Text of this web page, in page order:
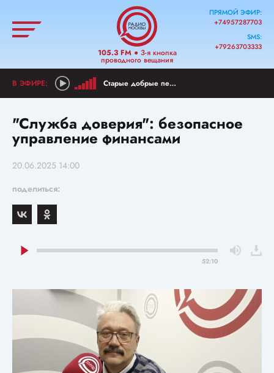
105.3 FM● 3-я кнопка
проводного вещания
ПРЯМОЙ ЭФИР:
+74957287703
SMS:
+79263703333
Старые добрые песни
"Служба доверия": безопасное
управление финансами
20.06.2025 14:00
поделиться:
52:10